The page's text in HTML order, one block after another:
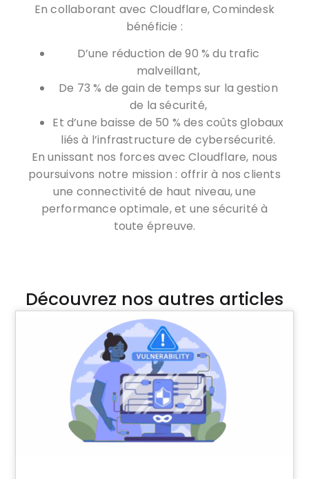
En collaborant avec Cloudflare, Comindesk
bénéficie :
D’une réduction de 90 % du trafic
malveillant,
De 73 % de gain de temps sur la gestion
de la sécurité,
Et d’une baisse de 50 % des coûts globaux
liés à l’infrastructure de cybersécurité.
En unissant nos forces avec Cloudflare, nous
poursuivons notre mission : offrir à nos clients
une connectivité de haut niveau, une
performance optimale, et une sécurité à
toute épreuve.
Découvrez nos autres articles